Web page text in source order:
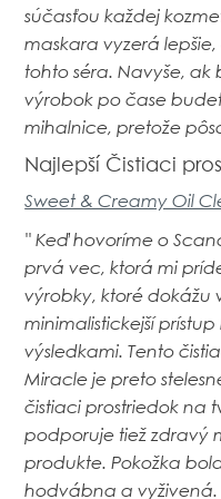
súčasťou každej
maskara vyzerá
tohto séra.Navyše, ak
výrobok po čase
mihalnice, pretože
Najlepší Čistiaci
Sweet & Creamy Oil
'' Keď hovoríme o
prvá vec, ktorá mi
výrobky, ktoré dokážu
minimalistickejší
výsledkami. Tento
Miracle je preto
čistiaci prostriedok na
podporuje tiež zdravý
produkte. Pokožka
hodvábna a vyživená.